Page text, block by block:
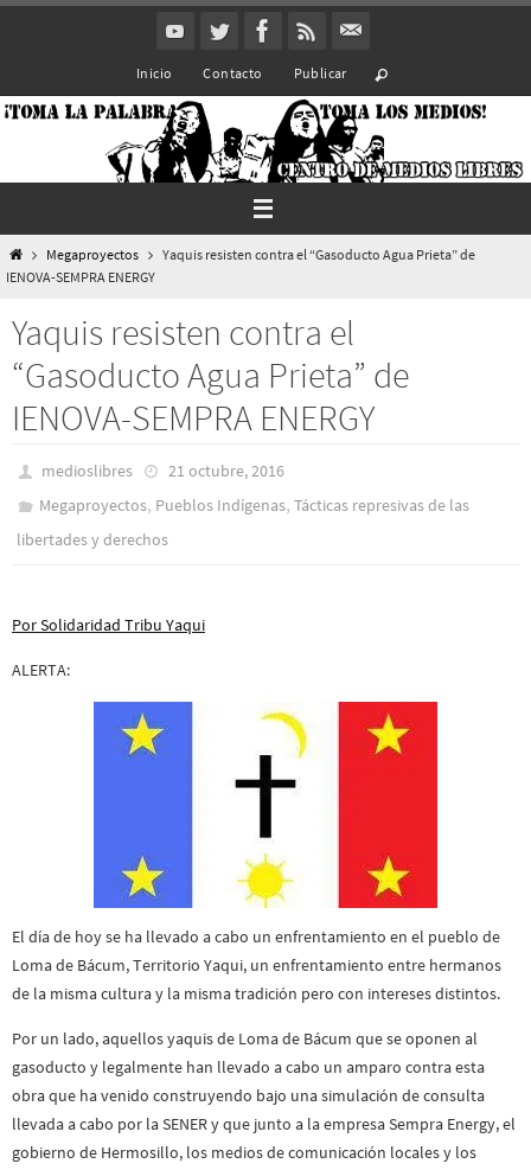
Inicio Contacto Publicar
InicioMegaproyectos
Yaquis resisten contra el “Gasoducto Agua Prieta” de
IENOVA-SEMPRA ENERGY
Yaquis resisten contra el
“Gasoducto Agua Prieta” de
IENOVA-SEMPRA ENERGY
medioslibres
21 octubre, 2016
Megaproyectos, Pueblos Indí­genas,Tácticas represivas de las
libertades y derechos
Por Solidaridad Tribu Yaqui
ALERTA:
El día de hoy se ha llevado a cabo un enfrentamiento en el pueblo de
Loma de Bácum, Territorio Yaqui, un enfrentamiento entre hermanos
de la misma cultura y la misma tradición pero con intereses distintos.
Por un lado, aquellos yaquis de Loma de Bácum que se oponen al
gasoducto y legalmente han llevado a cabo un amparo contra esta
obra que ha venido construyendo bajo una simulación de consulta
llevada a cabo por la SENER y que junto a la empresa Sempra Energy, el
gobierno de Hermosillo, los medios de comunicación locales y los